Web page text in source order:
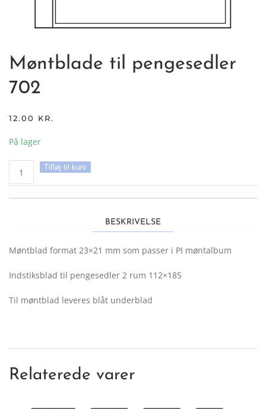
Møntblade til pengesedler
702
12.00 KR.
På lager
MøntbladeTilføj til kurv
BESKRIVELSE
Møntblad format 23×21 mm som passer i PI møntalbum
Indstiksblad til pengesedler 2 rum 112×185
Til møntblad leveres blåt underblad
Relaterede varer